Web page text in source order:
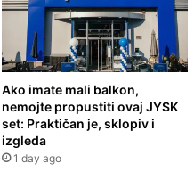
Ako imate mali balkon,
nemojte propustiti ovaj JYSK
set: Praktičan je, sklopiv i
izgleda
1 day ago